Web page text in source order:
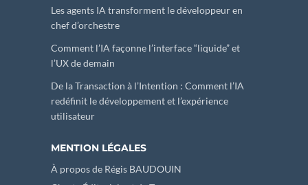
Les agents IA transforment le développeur en
chef d’orchestre
Comment l’IA façonne l’interface “liquide” et
l’UX de demain
De la Transaction à l’Intention : Comment l’IA
redéfinit le développement et l’expérience
utilisateur
MENTION LÉGALES
À propos de Régis BAUDOUIN